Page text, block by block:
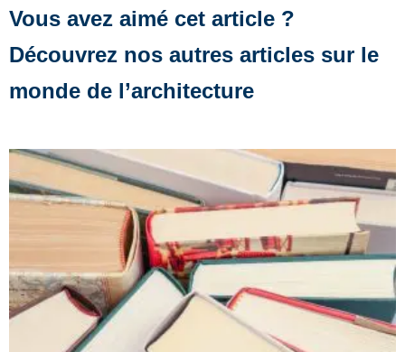
Vous avez aimé cet article ?
Découvrez nos autres articles sur le
monde de l’architecture